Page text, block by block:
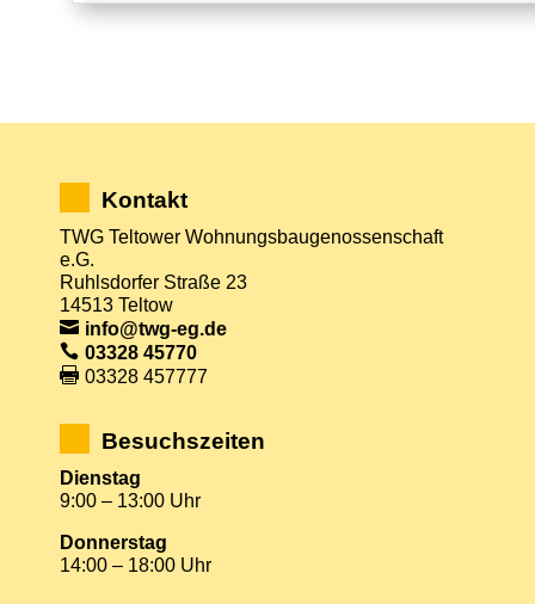
Kontakt
TWG Teltower Wohnungsbaugenossenschaft
e.G.
Ruhlsdorfer Straße 23
14513 Teltow
info@twg-eg.de
03328 45770
03328 457777
Besuchszeiten
Dienstag
9:00 – 13:00 Uhr
Donnerstag
14:00 – 18:00 Uhr